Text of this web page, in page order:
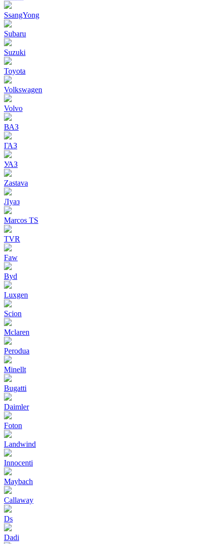
SsangYong
Subaru
Suzuki
Toyota
Volkswagen
Volvo
ВАЗ
ГАЗ
УАЗ
Zastava
Луаз
Marcos TS
TVR
Faw
Byd
Luxgen
Scion
Mclaren
Perodua
Minellt
Bugatti
Daimler
Foton
Landwind
Innocenti
Maybach
Callaway
Ds
Dadi